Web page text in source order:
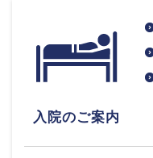
入院のご案内